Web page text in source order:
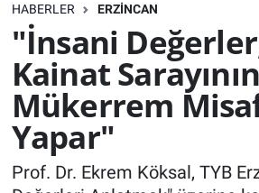
HABERLER ERZINCAN
"İnsani
Kainat
Mükerrem
Yapar"
Prof. Dr. Ekrem Köksal, TYB
EKONOMİ
Bilim, teknoloji
GENEL
KÜLTÜR-SANAT